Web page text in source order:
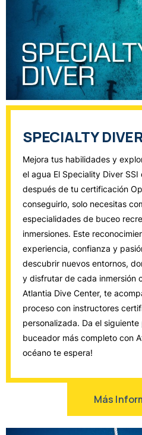
SPECIALTY
Mejora tus habilidades y
el agua El Speciality Diver
después de tu certificación
conseguirlo, solo necesitas
especialidades de buceo
inmersiones. Este
experiencia, confianza y
descubrir nuevos entornos,
y disfrutar de cada inmersión
Atlantia Dive Center, te
proceso con instructores
personalizada. Da el
buceador más completo con
océano te espera!
Más